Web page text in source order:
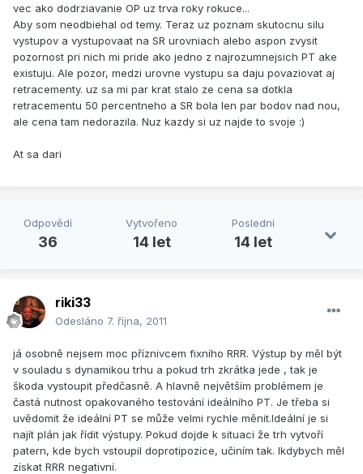
vec ako dodrziavanie OP uz trva roky rokuce...
Aby som neodbiehal od temy. Teraz uz poznam skutocnu silu
vystupov a vystupovaat na SR urovniach alebo aspon zvysit
pozornost pri nich mi pride ako jedno z najrozumnejsich PT ake
existuju. Ale pozor, medzi urovne vystupu sa daju povaziovat aj
retracementy. uz sa mi par krat stalo ze cena sa dotkla
retracementu 50 percentneho a SR bola len par bodov nad nou,
ale cena tam nedorazila. Nuz kazdy si uz najde to svoje :)
At sa dari
Odpovědí
36
Vytvořeno
14 let
Poslední
14 let
riki33
Odesláno 7. října, 2011
já osobně nejsem moc příznivcem fixního RRR. Výstup by měl být
v souladu s dynamikou trhu a pokud trh zkrátka jede , tak je
škoda vystoupit předčasně. A hlavně největším problémem je
častá nutnost opakovaného testování ideálního PT. Je třeba si
uvědomit že ideální PT se může velmi rychle měnit.Ideální je si
najít plán jak řídit výstupy. Pokud dojde k situaci že trh vytvoří
patern, kde bych vstoupil doprotipozice, učiním tak. Ikdybych měl
získat RRR negativní.